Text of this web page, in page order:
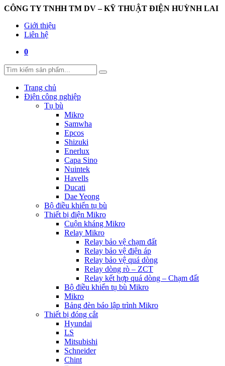
CÔNG TY TNHH TM DV – KỸ THUẬT ĐIỆN HUỲNH LAI
Giới thiệu
Liên hệ
0
Trang chủ
Điện công nghiệp
Tụ bù
Mikro
Samwha
Epcos
Shizuki
Enerlux
Capa Sino
Nuintek
Havells
Ducati
Dae Yeong
Bộ điều khiển tụ bù
Thiết bị điện Mikro
Cuộn kháng Mikro
Relay Mikro
Relay bảo vệ chạm đất
Relay bảo vệ điện áp
Relay bảo vệ quá dòng
Relay dòng rò – ZCT
Relay kết hợp quá dòng – Chạm đất
Bộ điều khiển tụ bù Mikro
Mikro
Bảng đèn báo lập trình Mikro
Thiết bị đóng cắt
Hyundai
LS
Mitsubishi
Schneider
Chint